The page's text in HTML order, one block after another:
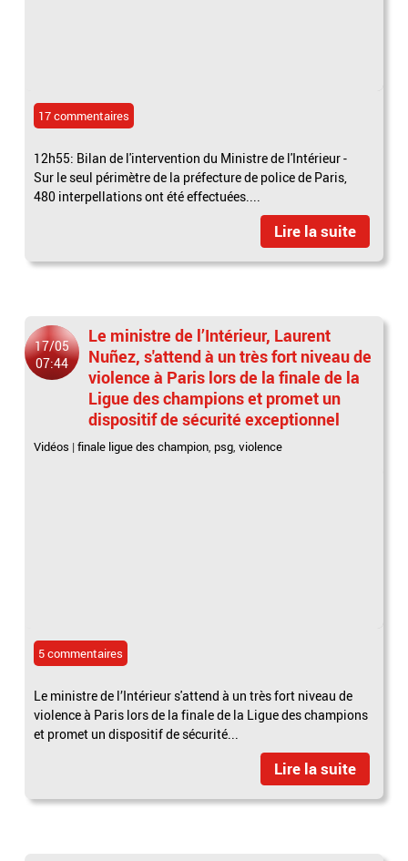
17 commentaires
12h55: Bilan de l'intervention du Ministre de l'Intérieur -
Sur le seul périmètre de la préfecture de police de Paris,
480 interpellations ont été effectuées....
Lire la suite
17/05
07:44
Le ministre de l’Intérieur, Laurent
Nuñez, s'attend à un très fort niveau de
violence à Paris lors de la finale de la
Ligue des champions et promet un
dispositif de sécurité exceptionnel
Vidéos |finale ligue des champion, psg,violence
5 commentaires
Le ministre de l’Intérieur s'attend à un très fort niveau de
violence à Paris lors de la finale de la Ligue des champions
et promet un dispositif de sécurité...
Lire la suite